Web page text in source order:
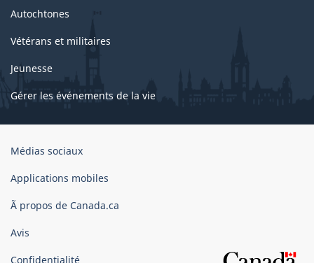
Autochtones
Vétérans et militaires
Jeunesse
Gérer les événements de la vie
Organisation
gouvernement
Canada
Médias sociaux
Applications mobiles
Ã propos de Canada.ca
Avis
Confidentialité